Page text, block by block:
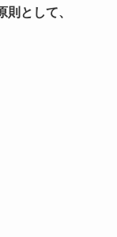
則として、